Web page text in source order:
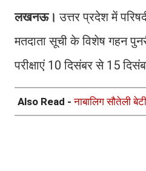
लखनऊ।उत्तर प्रदेश में
मतदाता सूची के विशेष गहन
परीक्षाएं 10 दिसंबर से 15
Also Read -नाबालिग सौतेली